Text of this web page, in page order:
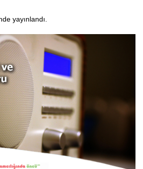
yayınlandı.